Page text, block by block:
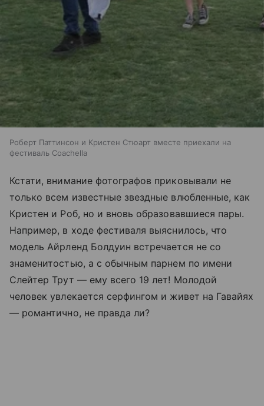
Роберт Паттинсон и Кристен Стюарт вместе приехали на
фестиваль Coachella
Кстати, внимание фотографов приковывали не
только всем известные звездные влюбленные, как
Кристен и Роб, но и вновь образовавшиеся пары.
Например, в ходе фестиваля выяснилось, что
модель Айрленд Болдуин встречается не со
знаменитостью, а с обычным парнем по имени
Слейтер Трут — ему всего 19 лет! Молодой
человек увлекается серфингом и живет на Гавайях
— романтично, не правда ли?